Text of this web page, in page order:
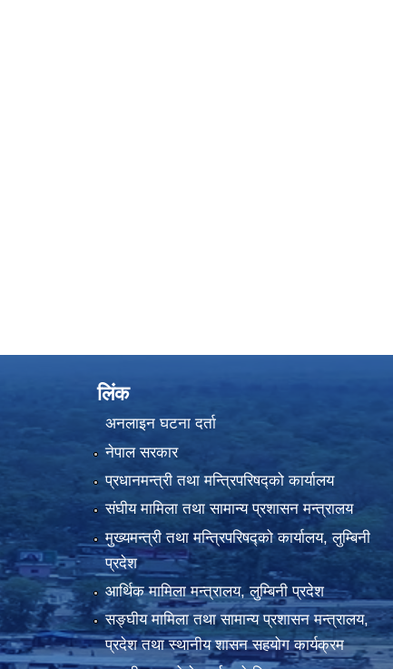
लिंक
अनलाइन घटना दर्ता
नेपाल सरकार
प्रधानमन्त्री तथा मन्त्रिपरिषद्को कार्यालय
संघीय मामिला तथा सामान्य प्रशासन मन्त्रालय
मुख्यमन्त्री तथा मन्त्रिपरिषद्को कार्यालय, लुम्बिनी
प्रदेश
आर्थिक मामिला मन्त्रालय, लुम्बिनी प्रदेश
सङ्घीय मामिला तथा सामान्य प्रशासन मन्त्रालय,
प्रदेश तथा स्थानीय शासन सहयोग कार्यक्रम